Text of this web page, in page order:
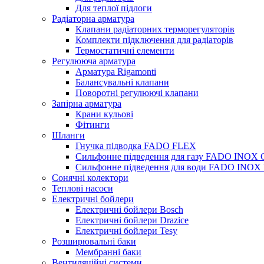
Для теплої підлоги
Радіаторна арматура
Клапани радіаторних терморегуляторів
Комплекти підключення для радіаторів
Термостатичні елементи
Регулююча арматура
Арматура Rigamonti
Балансувальні клапани
Поворотні регулюючі клапани
Запірна арматура
Крани кульові
Фітинги
Шланги
Гнучка підводка FADO FLEX
Сильфонне підведення для газу FADO INOX
Сильфонне підведення для води FADO INOX
Сонячні колектори
Теплові насоси
Електричні бойлери
Електричні бойлери Bosch
Електричні бойлери Drazice
Електричні бойлери Tesy
Розширювальні баки
Мембранні баки